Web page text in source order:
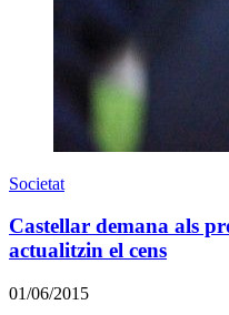
Societat
Castellar demana als
actualitzin el cens
01/06/2015